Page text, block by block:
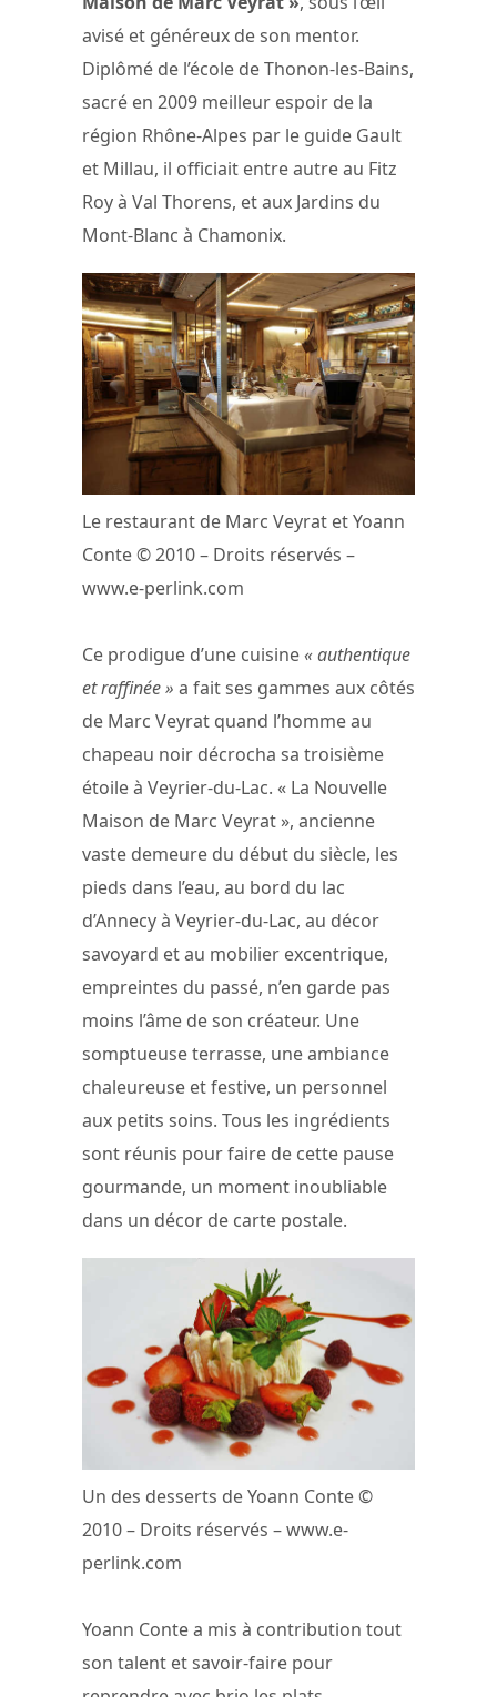
avisé et généreux de son mentor.
Diplômé de l’école de Thonon-les-Bains,
sacré en 2009 meilleur espoir de la
région Rhône-Alpes par le guide Gault
et Millau, il officiait entre autre au Fitz
Roy à Val Thorens, et aux Jardins du
Mont-Blanc à Chamonix.
Le restaurant de Marc Veyrat et Yoann
Conte © 2010 – Droits réservés –
www.e-perlink.com
Ce prodigue d’une cuisine« authentique
et raffinée » a fait ses gammes aux côtés
de Marc Veyrat quand l’homme au
chapeau noir décrocha sa troisième
étoile à Veyrier-du-Lac. « La Nouvelle
Maison de Marc Veyrat », ancienne
vaste demeure du début du siècle, les
pieds dans l’eau, au bord du lac
d’Annecy à Veyrier-du-Lac, au décor
savoyard et au mobilier excentrique,
empreintes du passé, n’en garde pas
moins l’âme de son créateur. Une
somptueuse terrasse, une ambiance
chaleureuse et festive, un personnel
aux petits soins. Tous les ingrédients
sont réunis pour faire de cette pause
gourmande, un moment inoubliable
dans un décor de carte postale.
Un des desserts de Yoann Conte ©
2010 – Droits réservés – www.e-
perlink.com
Yoann Conte a mis à contribution tout
son talent et savoir-faire pour